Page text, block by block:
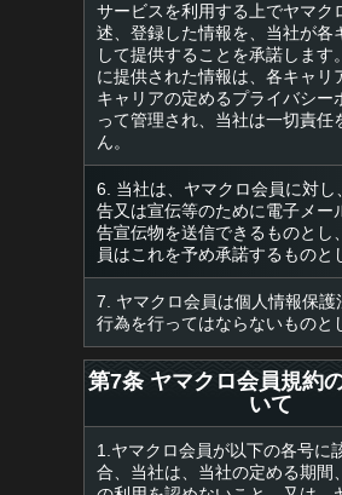
サービスを利用する上でヤマク
述、登録した情報を、当社が各
して提供することを承諾します
に提供された情報は、各キャリ
キャリアの定めるプライバシー
って管理され、当社は一切責任
ん。
6. 当社は、ヤマクロ会員に対し
告又は宣伝等のために電子メー
告宣伝物を送信できるものとし
員はこれを予め承諾するものと
7. ヤマクロ会員は個人情報保護
行為を行ってはならないものと
第7条 ヤマクロ会員規約
いて
1.ヤマクロ会員が以下の各号に
合、当社は、当社の定める期間